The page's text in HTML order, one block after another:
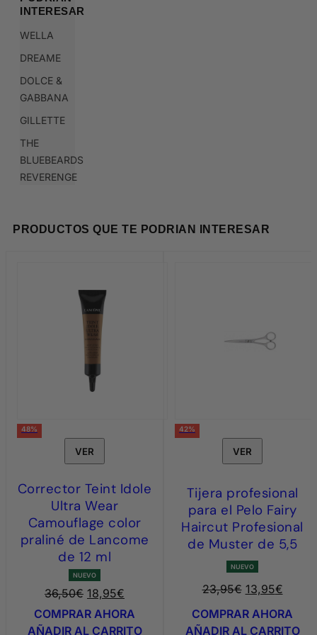
INTERESAR
WELLA
DREAME
DOLCE &
GABBANA
GILLETTE
THE
BLUEBEARDS
REVERENGE
PRODUCTOS QUE TE PODRIAN INTERESAR
48%
VER
Corrector Teint Idole
Ultra Wear
Camouflage color
praliné de Lancome
de 12 ml
NUEVO
36,50€
El
precio
original
18,95€
COMPRAR AHORA
AÑADIR AL CARRITO
42%
VER
Tijera profesional
para el Pelo Fairy
Haircut Profesional
de Muster de 5,5
NUEVO
23,95€
El
original
13,95€
COMPRAR AHORA
AÑADIR AL CARRITO